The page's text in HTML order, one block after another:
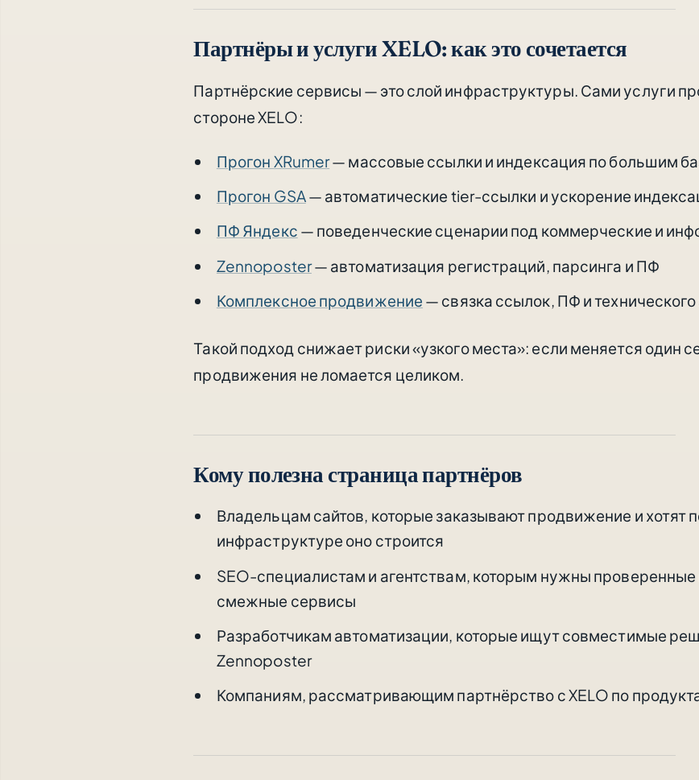
Партнёры и услуги XELO: как это сочетается
Партнёрские сервисы — это слой инфраструктуры. Сами услуги
стороне XELO:
Прогон XRumer— массовые ссылки и индексация по большим
Прогон GSA— автоматические tier-ссылки и ускорение
ПФ Яндекс — поведенческие сценарии под коммерческие и
Zennoposter— автоматизация регистраций, парсинга и ПФ
Комплексное продвижение — связка ссылок, ПФ и технического
Такой подход снижает риски «узкого места»: если меняется один
продвижения не ломается целиком.
Кому полезна страница партнёров
Владельцам сайтов, которые заказывают продвижение и хотят
инфраструктуре оно строится
SEO-специалистам и агентствам, которым нужны проверенные
смежные сервисы
Разработчикам автоматизации, которые ищут совместимые
Zennoposter
Компаниям, рассматривающим партнёрство с XELO по